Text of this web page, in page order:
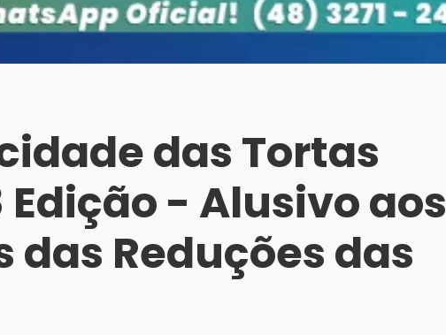
das Tortas
Edição - Alusivo aos
das Reduções das